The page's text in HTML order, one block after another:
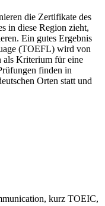
die Zertifikate des
in diese Region zieht,
Ein gutes Ergebnis
(TOEFL) wird von
als Kriterium für eine
finden in
Orten statt und
kurz TOEIC,